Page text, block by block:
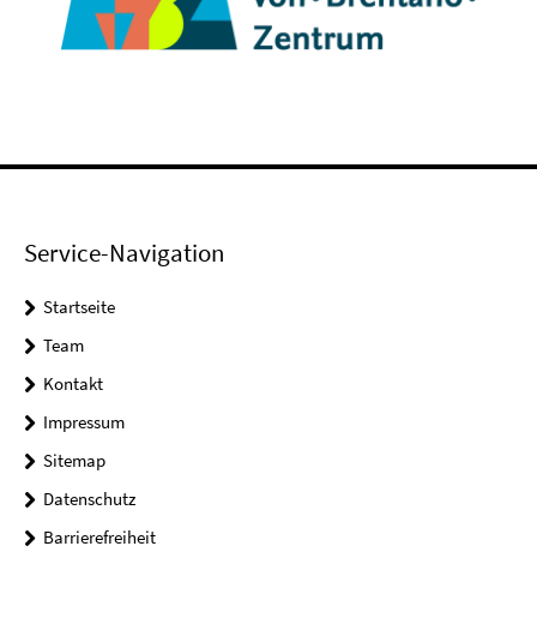
Service-Navigation
Startseite
Team
Kontakt
Impressum
Sitemap
Datenschutz
Barrierefreiheit